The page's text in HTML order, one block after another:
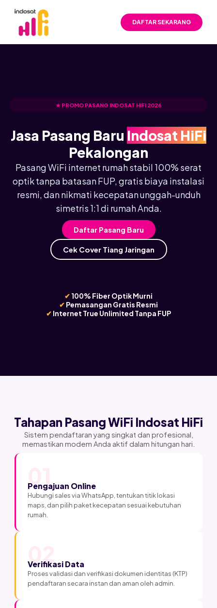
DAFTAR SEKARANG
★ PROMO PASANG INDOSAT HIFI 2026
Jasa Pasang Baru Indosat HiFi
Pekalongan
Pasang WiFi internet rumah stabil 100% serat
optik tanpa batasan FUP, gratis biaya instalasi
resmi, dan nikmati kecepatan unggah-unduh
simetris 1:1 di rumah Anda.
Daftar Pasang Baru
Cek Cover Tiang Jaringan
✔ 100% Fiber Optik Murni
✔ Pemasangan Gratis Resmi
✔ Internet True Unlimited Tanpa FUP
Tahapan Pasang WiFi Indosat HiFi
Sistem pendaftaran yang singkat dan profesional,
memastikan modem Anda aktif dalam hitungan hari.
01
Pengajuan Online
Hubungi sales via WhatsApp, tentukan titik lokasi
maps, dan pilih paket kecepatan sesuai kebutuhan
rumah.
02
Verifikasi Data
Proses validasi dan verifikasi dokumen identitas (KTP)
pendaftaran secara instan dan aman oleh admin.